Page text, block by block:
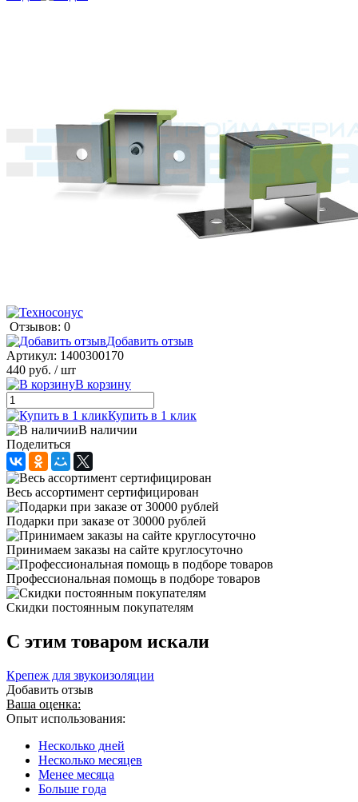
Отзывов: 0
Добавить отзыв
Артикул: 1400300170
440 руб. / шт
В корзину
Купить в 1 клик
В наличии
Поделиться
Весь ассортимент сертифицирован
Подарки при заказе от 30000 рублей
Принимаем заказы на сайте круглосуточно
Профессиональная помощь в подборе товаров
Скидки постоянным покупателям
C этим товаром искали
Крепеж для звукоизоляции
Добавить отзыв
Ваша оценка:
Опыт использования:
Несколько дней
Несколько месяцев
Менее месяца
Больше года